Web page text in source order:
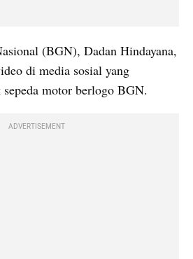
(BGN), Dadan Hindayana,
di media sosial yang
motor berlogo BGN.
ADVERTISEMENT